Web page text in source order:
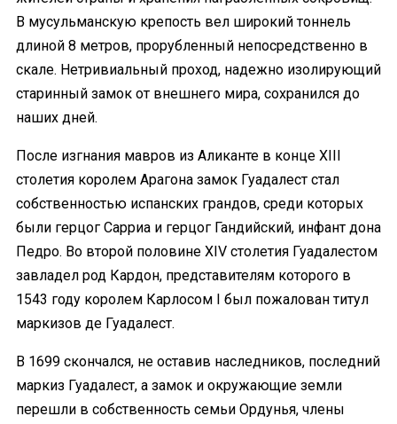
В мусульманскую крепость вел широкий тоннель
длиной 8 метров, прорубленный непосредственно в
скале. Нетривиальный проход, надежно изолирующий
старинный замок от внешнего мира, сохранился до
наших дней.
После изгнания мавров из Аликанте в конце XIII
столетия королем Арагона замок Гуадалест стал
собственностью испанских грандов, среди которых
были герцог Сарриа и герцог Гандийский, инфант дона
Педро. Во второй половине XIV столетия Гуадалестом
завладел род Кардон, представителям которого в
1543 году королем Карлосом I был пожалован титул
маркизов де Гуадалест.
В 1699 скончался, не оставив наследников, последний
маркиз Гуадалест, а замок и окружающие земли
перешли в собственность семьи Ордунья, члены